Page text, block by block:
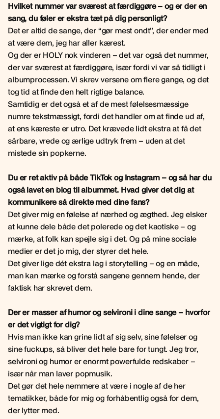
Hvilket nummer var sværest at færdiggøre – og er der en
sang, du føler er ekstra tæt på dig personligt?
Det er altid de sange, der “gør mest ondt”, der ender med
at være dem, jeg har aller kærest.
Og der er HOLY nok vinderen – det var også det nummer,
der var sværest at færdiggøre, især fordi vi var så tidligt i
albumprocessen. Vi skrev versene om flere gange, og det
tog tid at finde den helt rigtige balance.
Samtidig er det også et af de mest følelsesmæssige
numre tekstmæssigt, fordi det handler om at finde ud af,
at ens kæreste er utro. Det krævede lidt ekstra at få det
sårbare, vrede og ærlige udtryk frem – uden at det
mistede sin popkerne.
Du er ret aktiv på både TikTok og Instagram – og så har du
også lavet en blog til albummet. Hvad giver det dig at
kommunikere så direkte med dine fans?
Det giver mig en følelse af nærhed og ægthed. Jeg elsker
at kunne dele både det polerede og det kaotiske – og
mærke, at folk kan spejle sig i det. Og på mine sociale
medier er det jo mig, der styrer det hele.
Det giver lige dét ekstra lag i storytelling – og en måde,
man kan mærke og forstå sangene gennem hende, der
faktisk har skrevet dem.
Der er masser af humor og selvironi i dine sange – hvorfor
er det vigtigt for dig?
Hvis man ikke kan grine lidt af sig selv, sine følelser og
sine fuckups, så bliver det hele bare for tungt. Jeg tror,
selvironi og humor er enormt powerfulde redskaber –
især når man laver popmusik.
Det gør det hele nemmere at være i nogle af de her
tematikker, både for mig og forhåbentlig også for dem,
der lytter med.